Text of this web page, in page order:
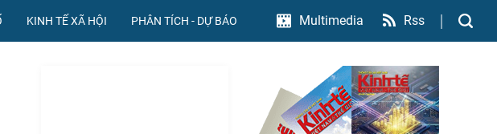
KINH TẾ XÃ HỘI PHÂN TÍCH - DỰ BÁO Multimedia Rss